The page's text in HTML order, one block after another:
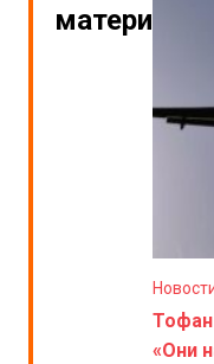
материалы
Тофан
«Они